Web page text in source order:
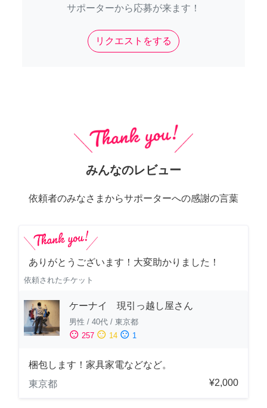
サポーターから応募が来ます！
リクエストをする
みんなのレビュー
依頼者のみなさまからサポーターへの感謝の言葉
ありがとうございます！大変助かりました！
依頼されたチケット
ケーナイ 現引っ越し屋さん
男性 / 40代 / 東京都
sentiment_satisfied 257 sentiment_neutral 14 sentiment_dissatisfied 1
梱包します！家具家電などなど。
東京都
¥2,000